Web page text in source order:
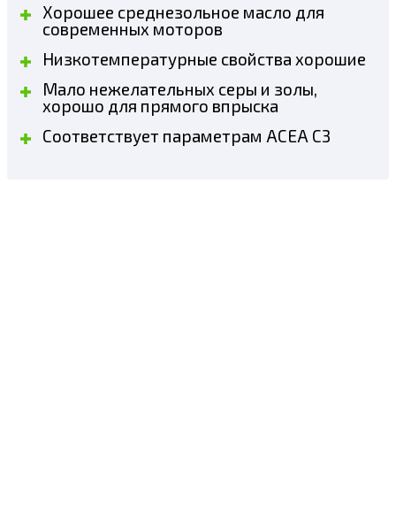
Хорошее среднезольное масло для
современных моторов
Низкотемпературные свойства хорошие
Мало нежелательных серы и золы,
хорошо для прямого впрыска
Соответствует параметрам ACEA C3